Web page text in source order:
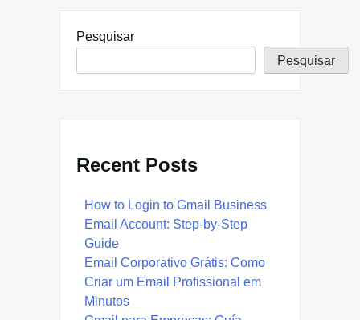
Pesquisar
Pesquisar
Recent Posts
How to Login to Gmail Business
Email Account: Step-by-Step
Guide
Email Corporativo Grátis: Como
Criar um Email Profissional em
Minutos